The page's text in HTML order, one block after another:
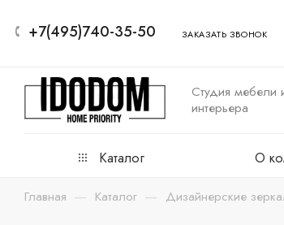
+7(495)740-35-50 ЗАКАЗАТЬ ЗВОНОК
Студия мебели
интерьера
Каталог О
Главная — Каталог — Дизайнерские